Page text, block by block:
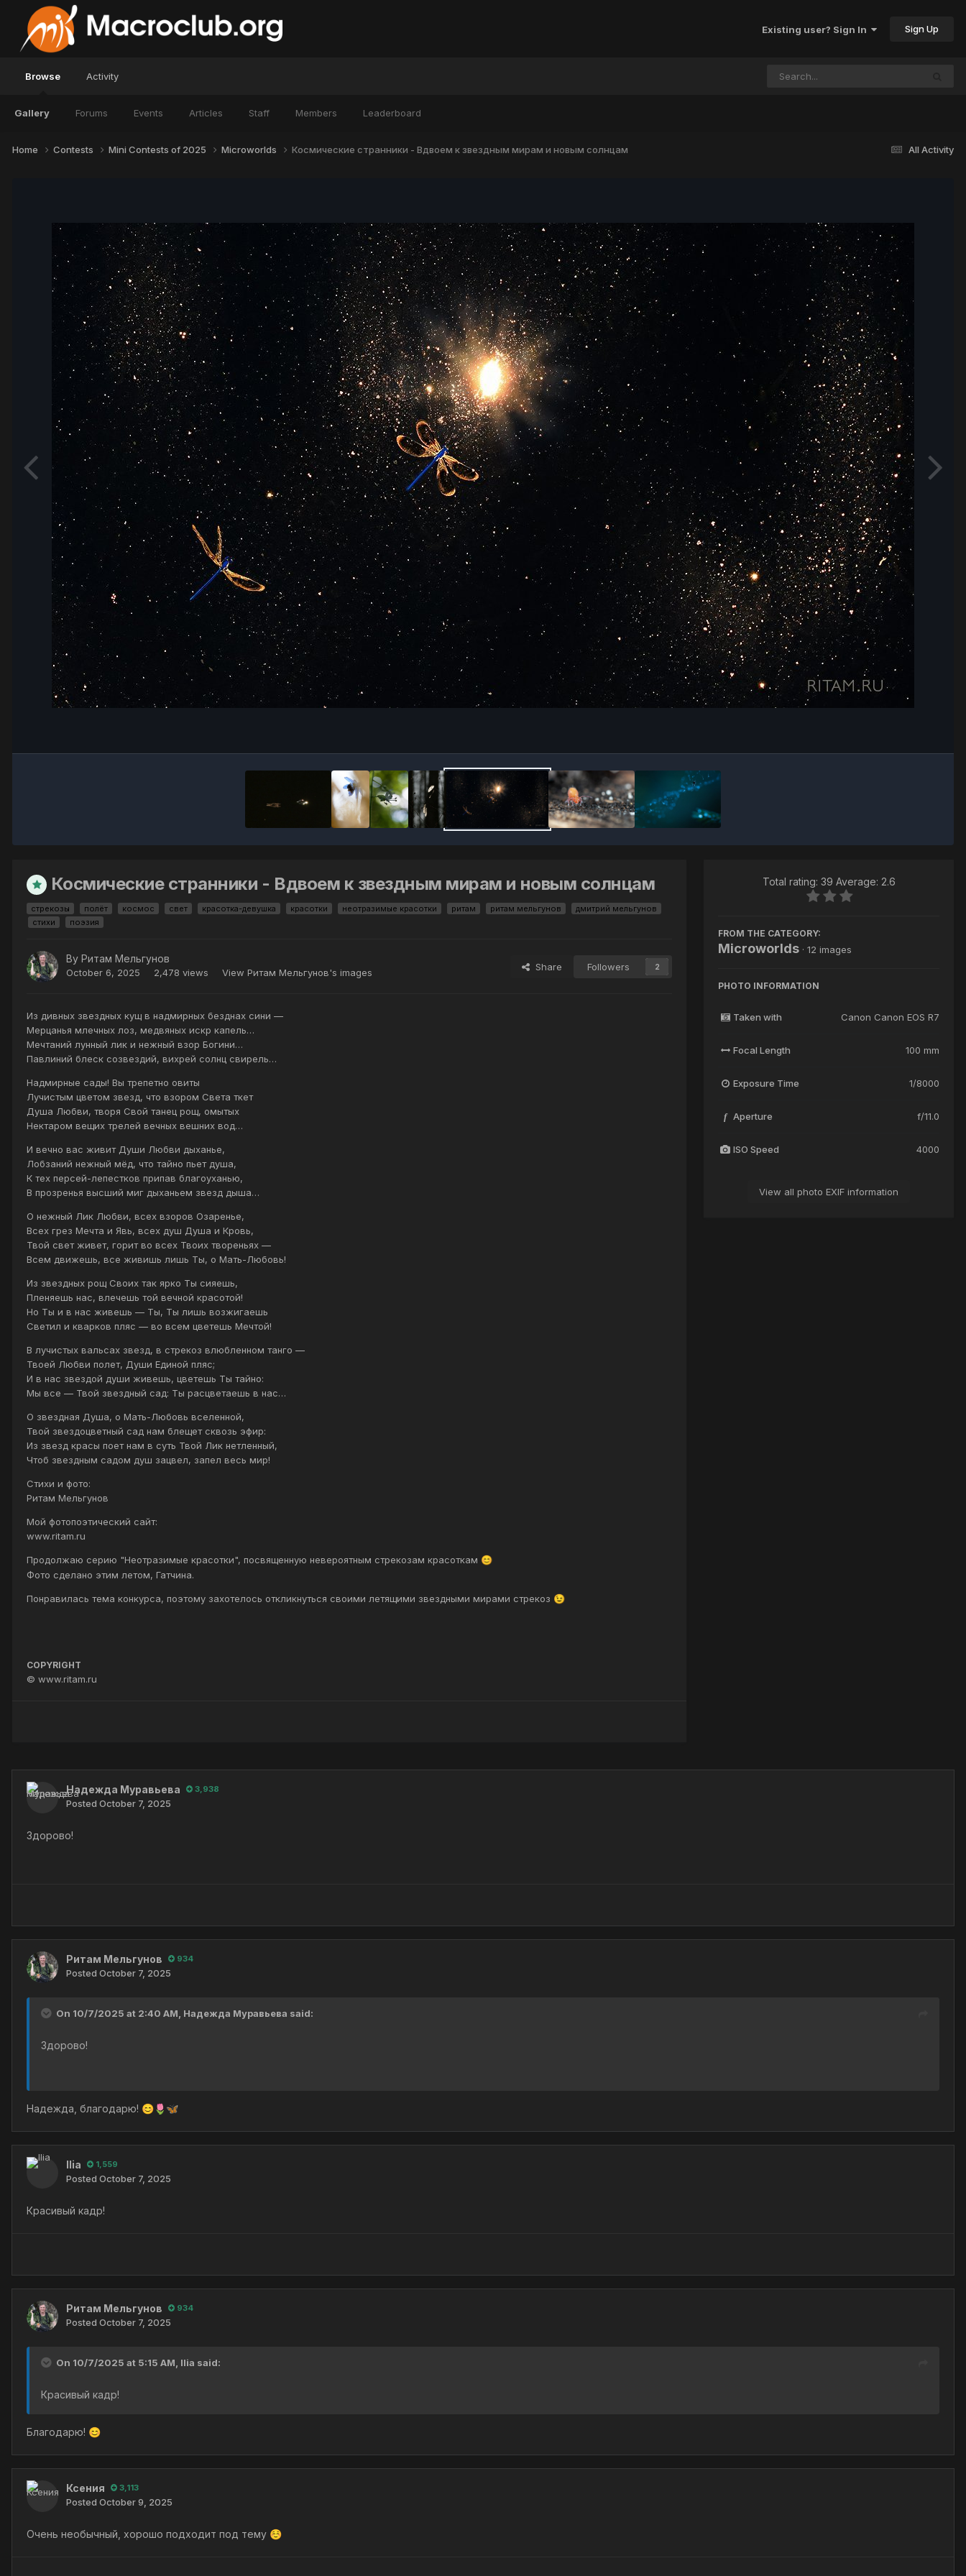
Existing user? Sign In Sign Up
Browse
Gallery Forums Events Articles Staff Members Leaderboard
Activity
All Activity
Home Contests Mini Contests of 2025 Microworlds Космические странники - Вдвоем к звездным мирам и новым солнцам
Космические странники - Вдвоем к звездным мирам и новым солнцам
стрекозы полёт космос свет красотка-девушка красотки неотразимые красотки ритам ритам мельгунов
дмитрий мельгунов
стихи
поэзия
By Ритам Мельгунов
October 6, 2025 2,478 views View Ритам Мельгунов's images
Share Followers 2
Из дивных звездных кущ в надмирных безднах сини —
Мерцанья млечных лоз, медвяных искр капель…
Мечтаний лунный лик и нежный взор Богини…
Павлиний блеск созвездий, вихрей солнц свирель…
Надмирные сады! Вы трепетно овиты
Лучистым цветом звезд, что взором Света ткет
Душа Любви, творя Свой танец рощ, омытых
Нектаром вещих трелей вечных вешних вод…
И вечно вас живит Души Любви дыханье,
Лобзаний нежный мёд, что тайно пьет душа,
К тех персей-лепестков припав благоуханью,
В прозренья высший миг дыханьем звезд дыша…
О нежный Лик Любви, всех взоров Озаренье,
Всех грез Мечта и Явь, всех душ Душа и Кровь,
Твой свет живет, горит во всех Твоих твореньях —
Всем движешь, все живишь лишь Ты, о Мать-Любовь!
Из звездных рощ Своих так ярко Ты сияешь,
Пленяешь нас, влечешь той вечной красотой!
Но Ты и в нас живешь — Ты, Ты лишь возжигаешь
Светил и кварков пляс — во всем цветешь Мечтой!
В лучистых вальсах звезд, в стрекоз влюбленном танго —
Твоей Любви полет, Души Единой пляс;
И в нас звездой души живешь, цветешь Ты тайно:
Мы все — Твой звездный сад: Ты расцветаешь в нас…
О звездная Душа, о Мать-Любовь вселенной,
Твой звездоцветный сад нам блещет сквозь эфир:
Из звезд красы поет нам в суть Твой Лик нетленный,
Чтоб звездным садом душ зацвел, запел весь мир!
Стихи и фото:
Ритам Мельгунов
Мой фотопоэтический сайт:
www.ritam.ru
Продолжаю серию "Неотразимые красотки", посвященную невероятным стрекозам красоткам 😊
Фото сделано этим летом, Гатчина.
Понравилась тема конкурса, поэтому захотелось откликнуться своими летящими звездными мирами стрекоз 😉
COPYRIGHT
© www.ritam.ru
Total rating: 39 Average: 2.6
FROM THE CATEGORY:
Microworlds · 12 images
PHOTO INFORMATION
Taken with Canon Canon EOS R7
Focal Length 100 mm
Exposure Time 1/8000
f Aperture f/11.0
ISO Speed 4000
View all photo EXIF information
Надежда Муравьева 3,938
Posted October 7, 2025
Здорово!
Ритам Мельгунов 934
Posted October 7, 2025
On 10/7/2025 at 2:40 AM, Надежда Муравьева said:
Здорово!
Надежда, благодарю! 😊🌷 🦋
Ilia 1,559
Posted October 7, 2025
Красивый кадр!
Ритам Мельгунов 934
Posted October 7, 2025
On 10/7/2025 at 5:15 AM, Ilia said:
Красивый кадр!
Благодарю! 😊
Ксения 3,113
Posted October 9, 2025
Очень необычный, хорошо подходит под тему ☺️